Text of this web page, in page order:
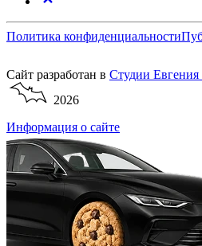
Политика конфиденциальности
Сайт разработан в Студии Евгения
2026
Информация о сайте